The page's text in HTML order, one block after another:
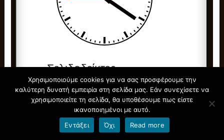
Σελιδοδείκτες
διαδραστικά σχολικά βιβλία
Ελπίδα Ζωής
Φωτόδεντρο
Χρησιμοποιούμε cookies για να σας προσφέρουμε την
καλύτερη δυνατή εμπειρία στη σελίδα μας. Εάν συνεχίσετε να
χρησιμοποιείτε τη σελίδα, θα υποθέσουμε πως είστε
ικανοποιημένοι με αυτό.
Εντάξει
Όχι Read more